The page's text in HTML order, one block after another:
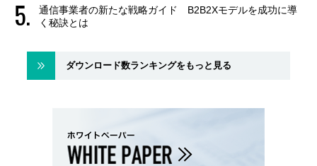
通信事業者の新たな戦略ガイド B2B2Xモデルを成功に導
く秘訣とは
ダウンロード数ランキングをもっと見る